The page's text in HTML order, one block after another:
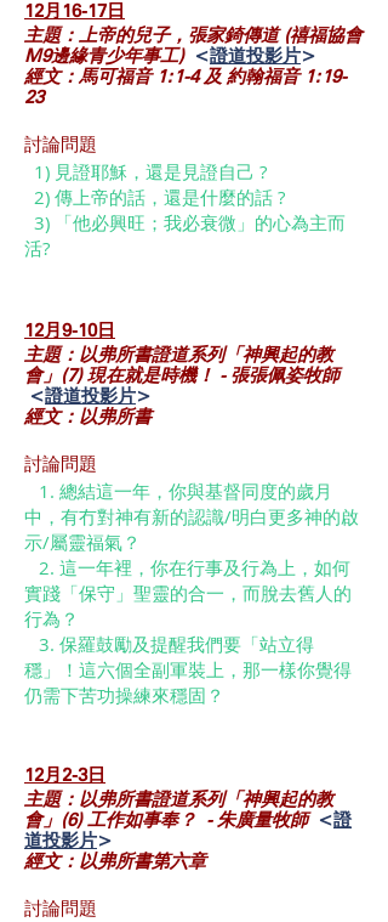
12月16-17日
主題：上帝的兒子，張家錡傳道 (禧福協會
M9邊緣青少年事工)
<證道投影片>
經文：馬可福音 1:1-4 及 約翰福音 1:19-
23
討論問題
1) 見證耶穌，還是見證自己 ?
2) 傳上帝的話，還是什麼的話 ?
3) 「他必興旺；我必衰微」的心為主而
活?
12月9-10日
主題：以弗所書證道系列「神興起的教
會」(7) 現在就是時機！ - 張張佩姿牧師
<證道投影片>
經文：以弗所書
討論問題
1. 總結這一年，你與基督同度的歲月
中，有冇對神有新的認識/明白更多神的啟
示/屬靈福氣？
2. 這一年裡，你在行事及行為上，如何
實踐「保守」聖靈的合一，而脫去舊人的
行為？
3. 保羅鼓勵及提醒我們要「站立得
穩」！這六個全副軍裝上，那一樣你覺得
仍需下苦功操練來穩固？
12月2-3日
主題：以弗所書證道系列「神興起的教
會」(6) 工作如事奉？ - 朱廣量牧師 <證
道投影片>
經文：以弗所書第六章‬
討論問題